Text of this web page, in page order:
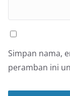
Simpan nama,
peramban ini